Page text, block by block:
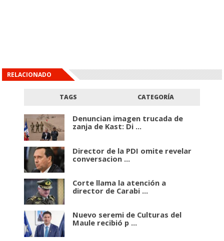
RELACIONADO
TAGS CATEGORÍA
Denuncian imagen trucada de
zanja de Kast: Di ...
Director de la PDI omite revelar
conversacion ...
Corte llama la atención a
director de Carabi ...
Nuevo seremi de Culturas del
Maule recibió p ...